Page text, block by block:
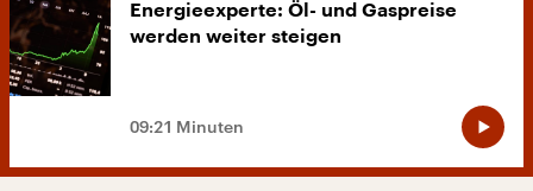
Energieexperte: Öl- und Gaspreise
werden weiter steigen
09:21 Minuten